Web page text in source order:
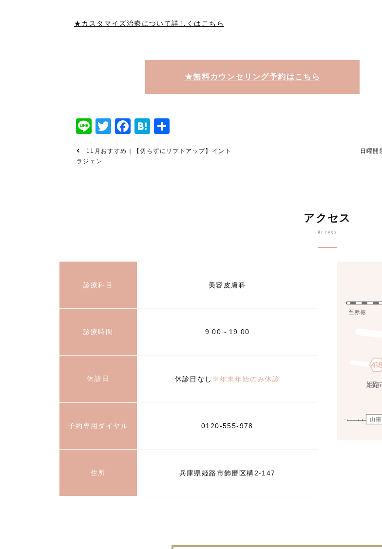
★カスタマイズ治療について詳しくはこちら
★無料カウンセリング予約はこちら
LineTwitter
Facebook
Hatena
11月おすすめ｜【切らずにリフトアップ】イント
ラジェン
日曜開
アクセス
Access
診療科目 美容皮膚科
診療時間 9:00～19:00
休診日 休診日なし ※年末年始のみ休診
予約専用ダイヤル 0120-555-978
住所 兵庫県姫路市飾磨区構2-147